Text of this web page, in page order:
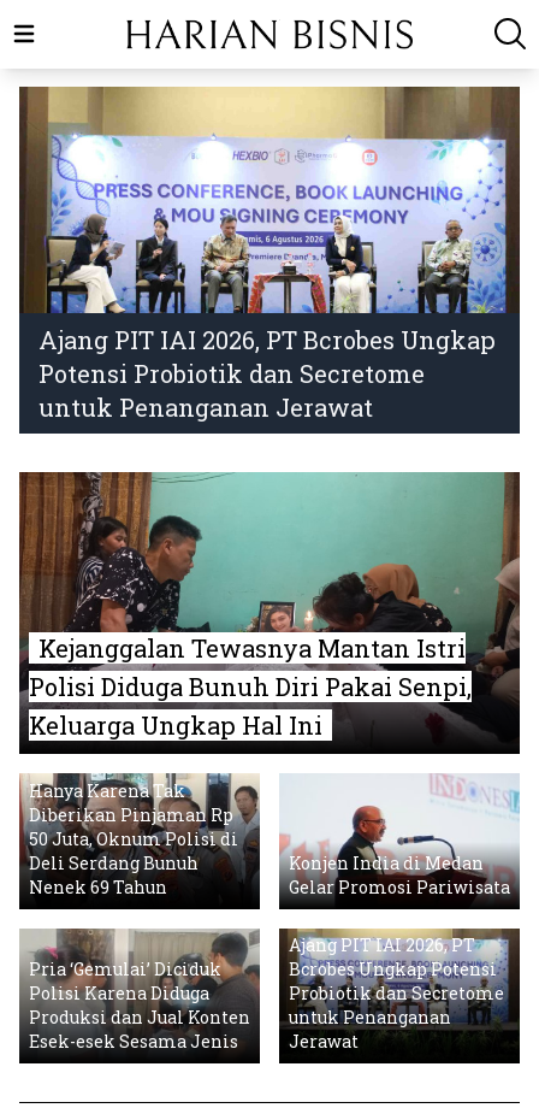
Open main menu
Ajang PIT IAI 2026, PT Bcrobes Ungkap
Potensi Probiotik dan Secretome
untuk Penanganan Jerawat
Ajang PIT IAI 2026, PT
Bcrobes Ungkap Potensi
Probiotik dan Secretome
untuk Penanganan
Jerawat
Kejanggalan Tewasnya Mantan Istri
Polisi Diduga Bunuh Diri Pakai Senpi,
Keluarga Ungkap Hal Ini
Hanya Karena Tak
Diberikan Pinjaman Rp
50 Juta, Oknum Polisi di
Deli Serdang Bunuh
Nenek 69 Tahun
Konjen India di Medan
Gelar Promosi Pariwisata
Pria ‘Gemulai’ Diciduk
Polisi Karena Diduga
Produksi dan Jual Konten
Esek-esek Sesama Jenis